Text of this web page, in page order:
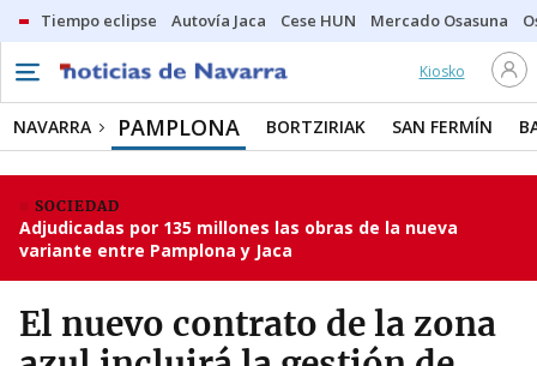
Tiempo eclipse Autovía Jaca Cese HUN Mercado Osasuna
Kiosko
NAVARRA PAMPLONA BORTZIRIAK SAN FERMÍN
SOCIEDAD
Adjudicadas por 135 millones las obras de la nueva
variante entre Pamplona y Jaca
El nuevo contrato de la zona